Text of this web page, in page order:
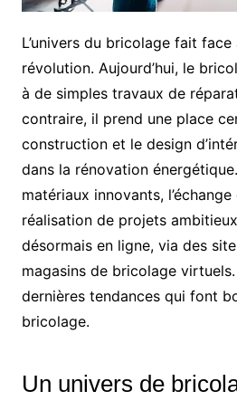
L’univers du bricolage fait
révolution. Aujourd’hui, le
à de simples travaux de
contraire, il prend une place
construction et le design
dans la rénovation
matériaux innovants,
réalisation de projets
désormais en ligne, via des
magasins de bricolage
dernières tendances qui font
bricolage.
Un univers de